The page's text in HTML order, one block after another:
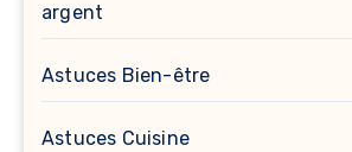
argent
Astuces Bien-être
Astuces Cuisine